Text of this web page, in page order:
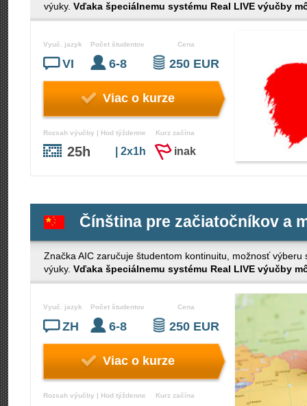
výuky. Vďaka špeciálnemu systému Real LIVE výučby
Vyuč. jazyk
VI
Počet študentov
6-8
Cena
250 EUR
Viac o kurze
Rozsah výučby | Hod týždenne
25h | 2x1h
Kurz začína
inak
Čínština pre začiatočníkov a
Značka AIC zaručuje študentom kontinuitu, možnosť
výuky. Vďaka špeciálnemu systému Real LIVE výučby
Vyuč. jazyk
ZH
Počet študentov
6-8
Cena
250 EUR
Viac o kurze
Rozsah výučby | Hod týždenne Kurz začína